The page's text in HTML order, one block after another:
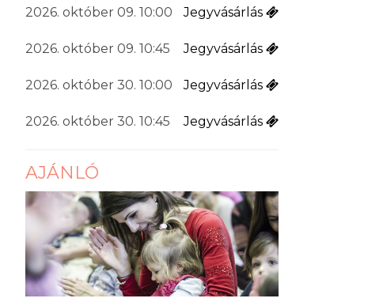
2026. október 09. 10:00 Jegyvásárlás
2026. október 09. 10:45 Jegyvásárlás
2026. október 30. 10:00 Jegyvásárlás
2026. október 30. 10:45 Jegyvásárlás
AJÁNLÓ